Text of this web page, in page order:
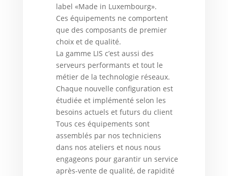
label «Made in Luxembourg».
Ces équipements ne comportent
que des composants de premier
choix et de qualité.
La gamme LIS c’est aussi des
serveurs performants et tout le
métier de la technologie réseaux.
Chaque nouvelle configuration est
étudiée et implémenté selon les
besoins actuels et futurs du client
Tous ces équipements sont
assemblés par nos techniciens
dans nos ateliers et nous nous
engageons pour garantir un service
après-vente de qualité, de rapidité